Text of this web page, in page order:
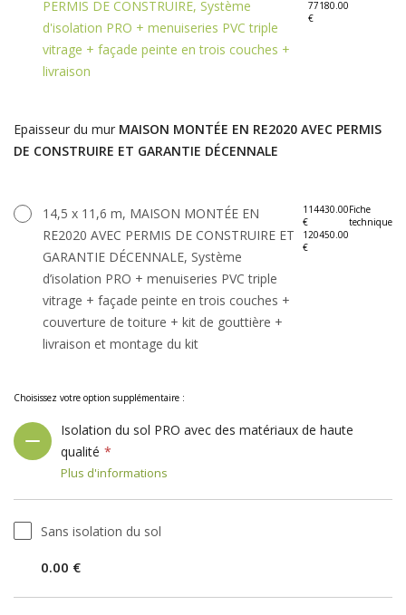
PERMIS DE CONSTRUIRE, Système
d'isolation PRO + menuiseries PVC triple
vitrage + façade peinte en trois couches +
livraison
77180.00
€
Epaisseur du mur MAISON MONTÉE EN RE2020 AVEC PERMIS
DE CONSTRUIRE ET GARANTIE DÉCENNALE
14,5 x 11,6 m, MAISON MONTÉE EN
RE2020 AVEC PERMIS DE CONSTRUIRE ET
GARANTIE DÉCENNALE, Système
d’isolation PRO + menuiseries PVC triple
vitrage + façade peinte en trois couches +
couverture de toiture + kit de gouttière +
livraison et montage du kit
114430.00
€
120450.00
€
Fiche
technique
Choisissez votre option supplémentaire :
Isolation du sol PRO avec des matériaux de haute
qualité
Plus d'informations
Sans isolation du sol
0.00 €